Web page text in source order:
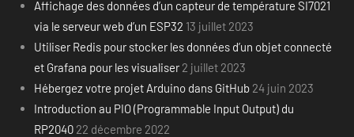
Affichage des données d’un capteur de température SI7021
via le serveur web d’un ESP32 13 juillet 2023
Utiliser Redis pour stocker les données d’un objet connecté
et Grafana pour les visualiser 2 juillet 2023
Hébergez votre projet Arduino dans GitHub 24 juin 2023
Introduction au PIO (Programmable Input Output) du
RP2040 22 décembre 2022